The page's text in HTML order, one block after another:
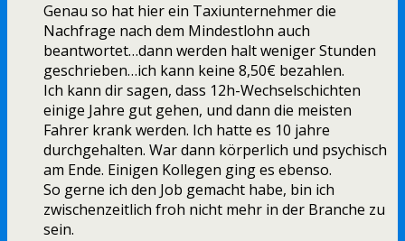
Genau so hat hier ein Taxiunternehmer die
Nachfrage nach dem Mindestlohn auch
beantwortet…dann werden halt weniger Stunden
geschrieben…ich kann keine 8,50€ bezahlen.
Ich kann dir sagen, dass 12h-Wechselschichten
einige Jahre gut gehen, und dann die meisten
Fahrer krank werden. Ich hatte es 10 jahre
durchgehalten. War dann körperlich und psychisch
am Ende. Einigen Kollegen ging es ebenso.
So gerne ich den Job gemacht habe, bin ich
zwischenzeitlich froh nicht mehr in der Branche zu
sein.